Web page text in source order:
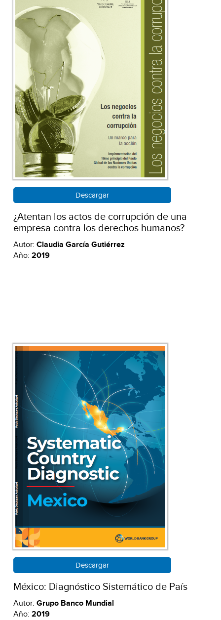
Descargar
¿Atentan los actos de corrupción de una
empresa contra los derechos humanos?
Autor: Claudia García Gutiérrez
Año: 2019
Descargar
México: Diagnóstico Sistemático de País
Autor: Grupo Banco Mundial
Año: 2019